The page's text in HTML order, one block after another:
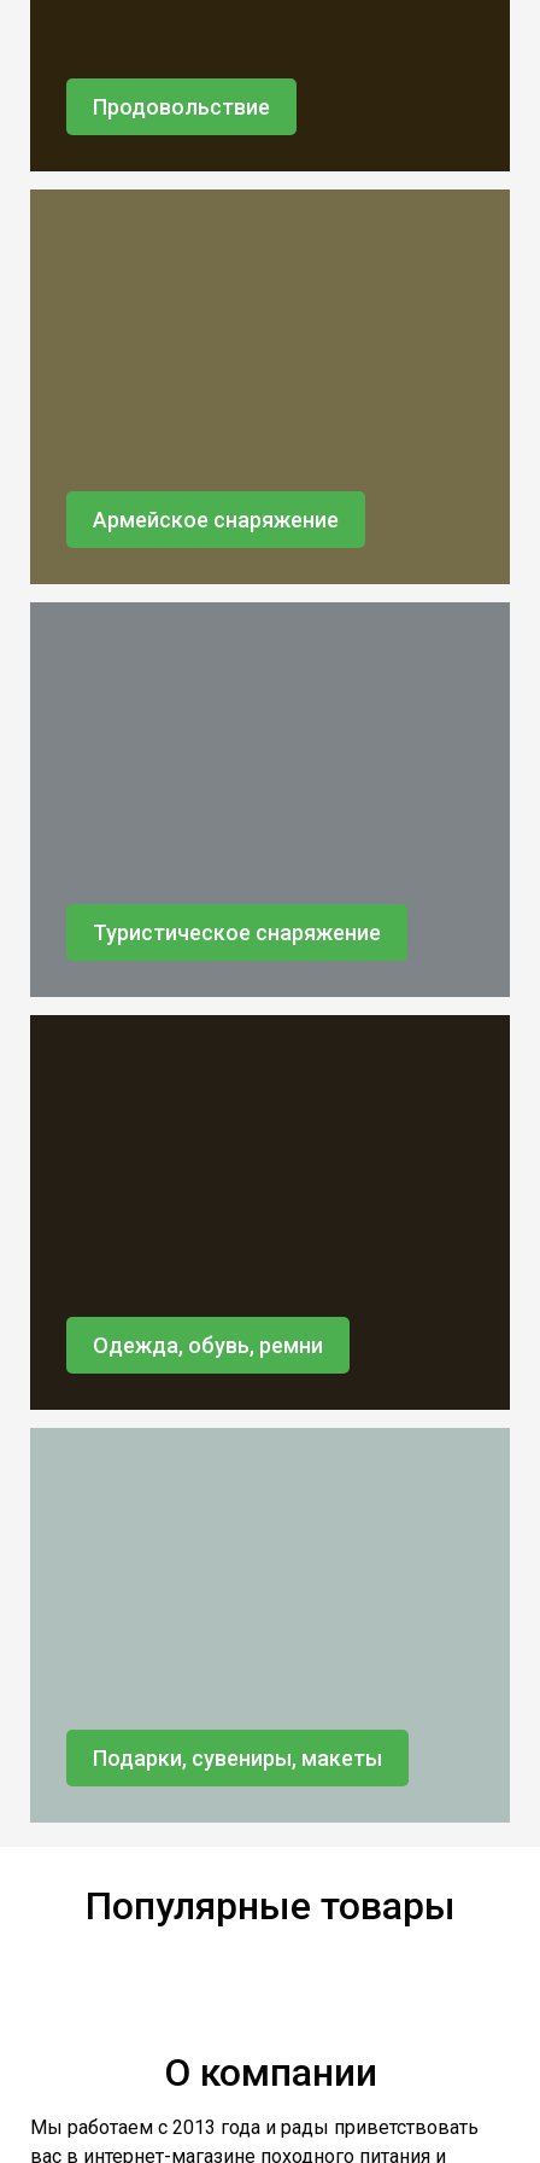
Продовольствие
Армейское снаряжение
Туристическое снаряжение
Одежда, обувь, ремни
Подарки, сувениры, макеты
Популярные товары
О компании
Мы работаем с 2013 года и рады приветствовать
вас в интернет-магазине походного питания и